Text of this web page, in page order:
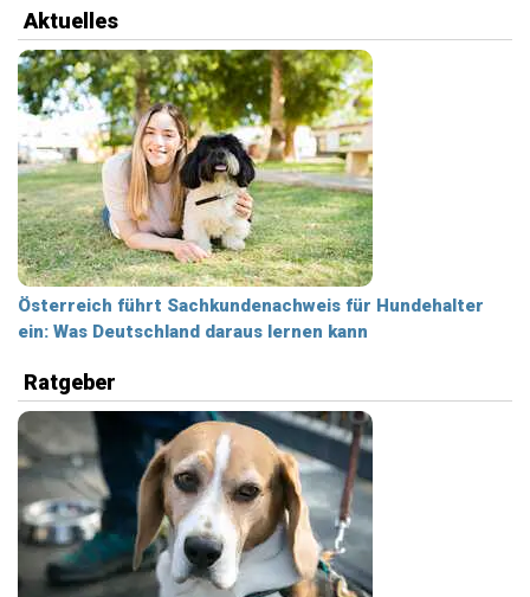
Aktuelles
Österreich führt Sachkundenachweis für Hundehalter
ein: Was Deutschland daraus lernen kann
Ratgeber